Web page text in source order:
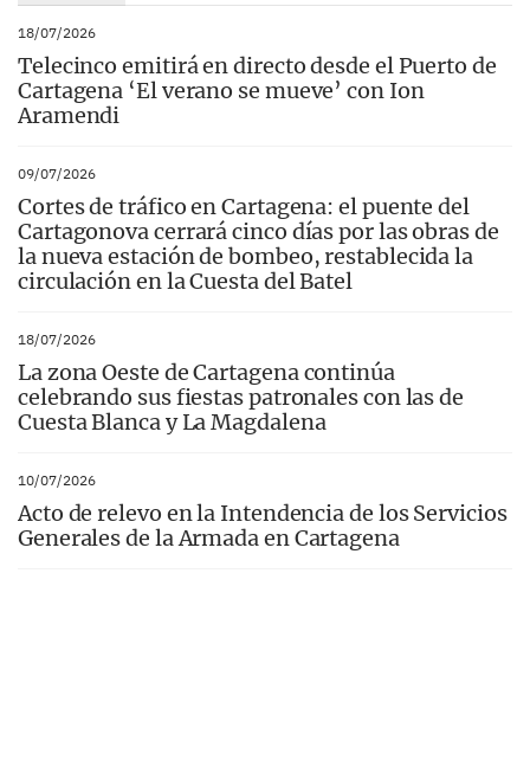
18/07/2026
Telecinco emitirá en directo desde el Puerto de
Cartagena ‘El verano se mueve’ con Ion
Aramendi
09/07/2026
Cortes de tráfico en Cartagena: el puente del
Cartagonova cerrará cinco días por las obras de
la nueva estación de bombeo, restablecida la
circulación en la Cuesta del Batel
18/07/2026
La zona Oeste de Cartagena continúa
celebrando sus fiestas patronales con las de
Cuesta Blanca y La Magdalena
10/07/2026
Acto de relevo en la Intendencia de los Servicios
Generales de la Armada en Cartagena